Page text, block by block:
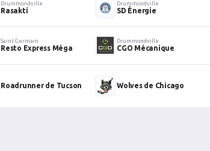
Drummondville
Rasakti
Drummondville
SD Énergie
Saint Germain
Resto Express Méga
Drummondville
CGO Mécanique
Roadrunner de Tucson Wolves de Chicago